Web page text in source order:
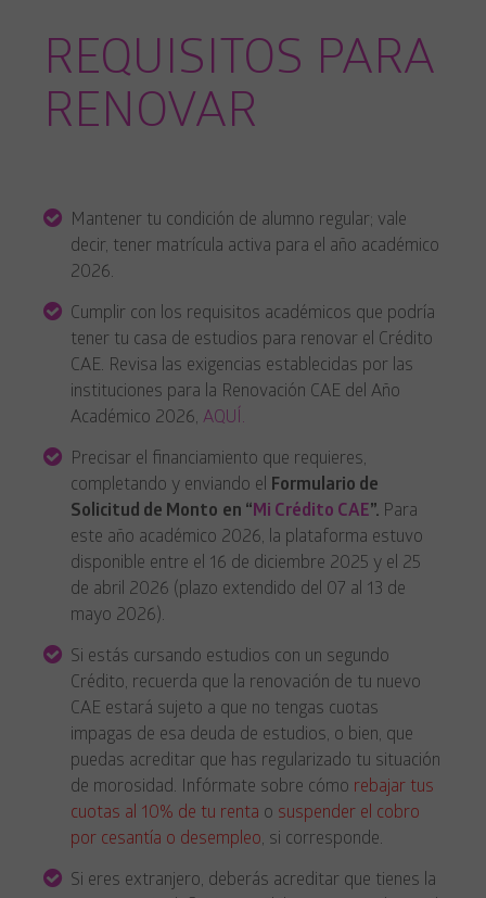
REQUISITOS PARA
RENOVAR
Mantener tu condición de alumno regular; vale
decir, tener matrícula activa para el año académico
2026.
Cumplir con los requisitos académicos que podría
tener tu casa de estudios para renovar el Crédito
CAE. Revisa las exigencias establecidas por las
instituciones para la Renovación CAE del Año
Académico 2026, AQUÍ.
Precisar el financiamiento que requieres,
completando y enviando el Formulario de
Solicitud de Monto en “Mi Crédito CAE”. Para
este año académico 2026, la plataforma estuvo
disponible entre el 16 de diciembre 2025 y el 25
de abril 2026 (plazo extendido del 07 al 13 de
mayo 2026).
Si estás cursando estudios con un segundo
Crédito, recuerda que la renovación de tu nuevo
CAE estará sujeto a que no tengas cuotas
impagas de esa deuda de estudios, o bien, que
puedas acreditar que has regularizado tu situación
de morosidad. Infórmate sobre cómo rebajar tus
cuotas al 10% de tu renta o suspender el cobro
por cesantía o desempleo, si corresponde.
Si eres extranjero, deberás acreditar que tienes la